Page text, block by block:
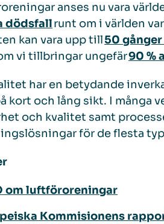
anses nu vara
dödsfallrunt om i världen
kan vara upp till50
vi tillbringar ungefär90 %
har en betydande
kort och lång sikt. I många
och kvalitet samt
för de flesta
om luftföroreningar
Kommisionens